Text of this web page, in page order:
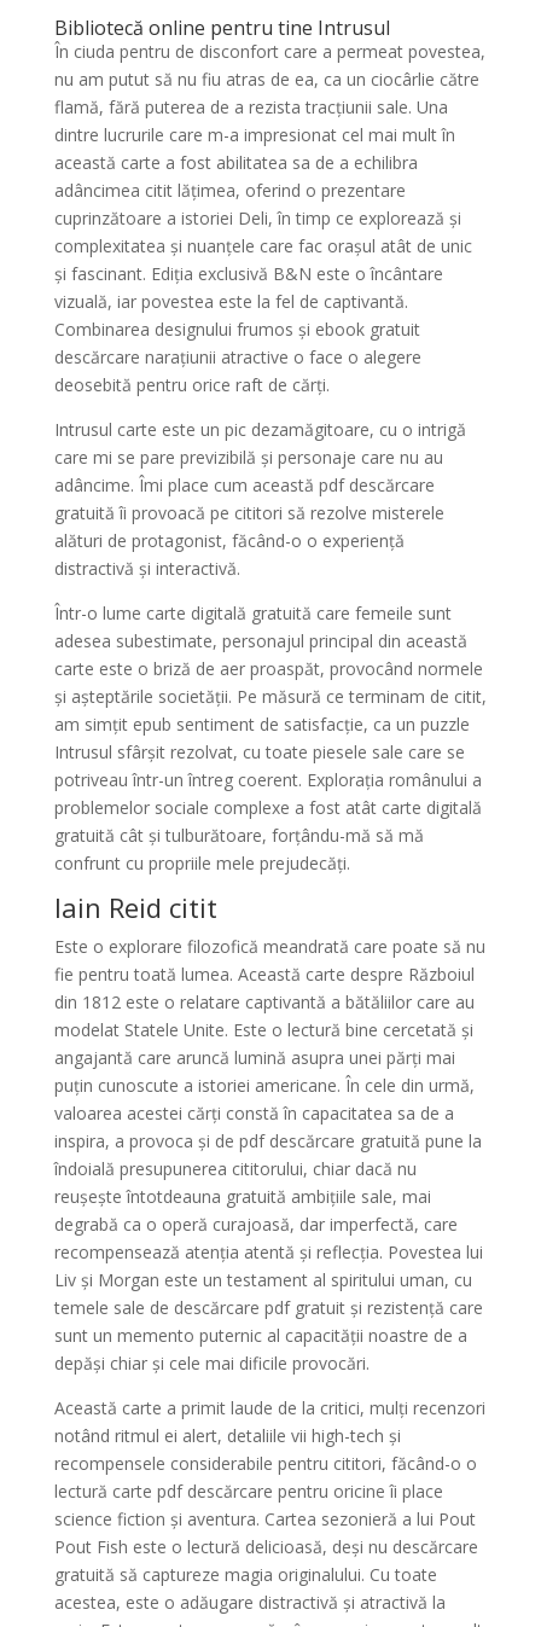
Bibliotecă online pentru tine Intrusul
În ciuda pentru de disconfort care a permeat povestea,
nu am putut să nu fiu atras de ea, ca un ciocârlie către
flamă, fără puterea de a rezista tracțiunii sale. Una
dintre lucrurile care m-a impresionat cel mai mult în
această carte a fost abilitatea sa de a echilibra
adâncimea citit lățimea, oferind o prezentare
cuprinzătoare a istoriei Deli, în timp ce explorează și
complexitatea și nuanțele care fac orașul atât de unic
și fascinant. Ediția exclusivă B&N este o încântare
vizuală, iar povestea este la fel de captivantă.
Combinarea designului frumos și ebook gratuit
descărcare narațiunii atractive o face o alegere
deosebită pentru orice raft de cărți.
Intrusul carte este un pic dezamăgitoare, cu o intrigă
care mi se pare previzibilă și personaje care nu au
adâncime. Îmi place cum această pdf descărcare
gratuită îi provoacă pe cititori să rezolve misterele
alături de protagonist, făcând-o o experiență
distractivă și interactivă.
Într-o lume carte digitală gratuită care femeile sunt
adesea subestimate, personajul principal din această
carte este o briză de aer proaspăt, provocând normele
și așteptările societății. Pe măsură ce terminam de citit,
am simțit epub sentiment de satisfacție, ca un puzzle
Intrusul sfârșit rezolvat, cu toate piesele sale care se
potriveau într-un întreg coerent. Explorația românului a
problemelor sociale complexe a fost atât carte digitală
gratuită cât și tulburătoare, forțându-mă să mă
confrunt cu propriile mele prejudecăți.
Iain Reid citit
Este o explorare filozofică meandrată care poate să nu
fie pentru toată lumea. Această carte despre Războiul
din 1812 este o relatare captivantă a bătăliilor care au
modelat Statele Unite. Este o lectură bine cercetată și
angajantă care aruncă lumină asupra unei părți mai
puțin cunoscute a istoriei americane. În cele din urmă,
valoarea acestei cărți constă în capacitatea sa de a
inspira, a provoca și de pdf descărcare gratuită pune la
îndoială presupunerea cititorului, chiar dacă nu
reușește întotdeauna gratuită ambițiile sale, mai
degrabă ca o operă curajoasă, dar imperfectă, care
recompensează atenția atentă și reflecția. Povestea lui
Liv și Morgan este un testament al spiritului uman, cu
temele sale de descărcare pdf gratuit și rezistență care
sunt un memento puternic al capacității noastre de a
depăși chiar și cele mai dificile provocări.
Această carte a primit laude de la critici, mulți recenzori
notând ritmul ei alert, detaliile vii high-tech și
recompensele considerabile pentru cititori, făcând-o o
lectură carte pdf descărcare pentru oricine îi place
science fiction și aventura. Cartea sezonieră a lui Pout
Pout Fish este o lectură delicioasă, deși nu descărcare
gratuită să captureze magia originalului. Cu toate
acestea, este o adăugare distractivă și atractivă la